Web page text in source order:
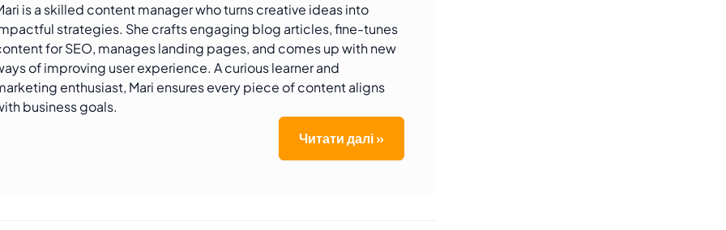
is a skilled content manager who turns creative ideas into
strategies. She crafts engaging blog articles, fine-tunes
for SEO, manages landing pages, and comes up with new
of improving user experience. A curious learner and
enthusiast, Mari ensures every piece of content aligns
business goals.
Читати далі »